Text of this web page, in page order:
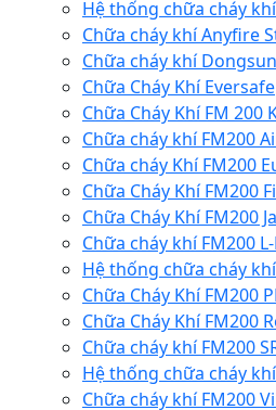
Hệ thống chữa cháy
Chữa cháy khí Anyfire
Chữa cháy khí
Chữa Cháy Khí Eversafe
Chữa Cháy Khí FM 200
Chữa cháy khí FM200
Chữa cháy Khí FM200
Chữa Cháy Khí FM200
Chữa Cháy Khí FM200
Chữa cháy khí FM200
Hệ thống chữa cháy
Chữa Cháy Khí FM200
Chữa Cháy Khí FM200
Chữa cháy khí FM200
Hệ thống chữa cháy
Chữa cháy khí FM200